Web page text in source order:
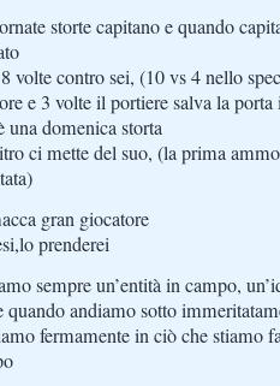
storte capitano e quando
volte contro sei, (10 vs 4 nello
e 3 volte il portiere salva la
una domenica storta
ci mette del suo, (la prima
gran giocatore
prenderei
sempre un’entità in campo,
quando andiamo sotto
fermamente in ciò che stiamo